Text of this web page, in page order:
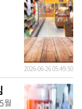
2026-06-26 05:49:50
년 5월